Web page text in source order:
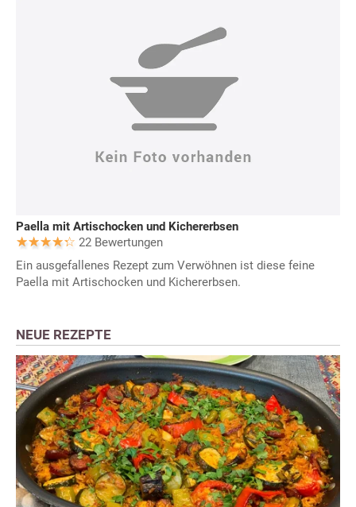
Paella mit Artischocken und Kichererbsen
22 Bewertungen
Ein ausgefallenes Rezept zum Verwöhnen ist diese feine
Paella mit Artischocken und Kichererbsen.
NEUE REZEPTE